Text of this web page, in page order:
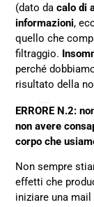
(dato dacalo di
informazioni,
quello che
filtraggio.
perché
risultato della
ERRORE N.2:
non avere
corpo che
Non sempre
effetti che
iniziare una